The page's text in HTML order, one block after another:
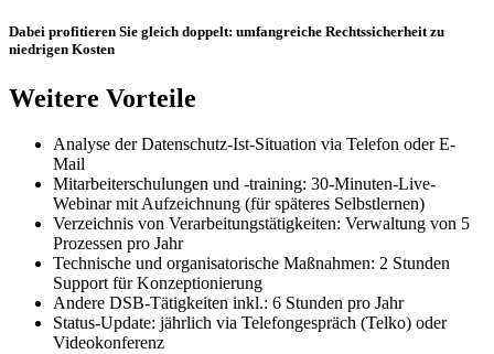
Dabei profitieren Sie gleich doppelt: umfangreiche Rechtssicherheit zu
niedrigen Kosten
Weitere Vorteile
Analyse der Datenschutz-Ist-Situation via Telefon oder E-
Mail
Mitarbeiterschulungen und -training: 30-Minuten-Live-
Webinar mit Aufzeichnung (für späteres Selbstlernen)
Verzeichnis von Verarbeitungstätigkeiten: Verwaltung von 5
Prozessen pro Jahr
Technische und organisatorische Maßnahmen: 2 Stunden
Support für Konzeptionierung
Andere DSB-Tätigkeiten inkl.: 6 Stunden pro Jahr
Status-Update: jährlich via Telefongespräch (Telko) oder
Videokonferenz